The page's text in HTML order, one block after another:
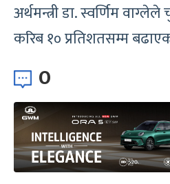
अर्थमन्त्री डा. स्वर्णिम
करिब १० प्रतिशतसम्म
0